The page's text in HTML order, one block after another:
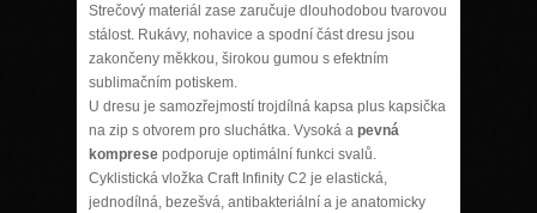
Strečový materiál zase zaručuje dlouhodobou tvarovou
stálost. Rukávy, nohavice a spodní část dresu jsou
zakončeny měkkou, širokou gumou s efektním
sublimačním potiskem.
U dresu je samozřejmostí trojdílná kapsa plus kapsička
na zip s otvorem pro sluchátka. Vysoká a pevná
komprese podporuje optimální funkci svalů.
Cyklistická vložka Craft Infinity C2 je elastická,
jednodílná, bezešvá, antibakteriální a je anatomicky